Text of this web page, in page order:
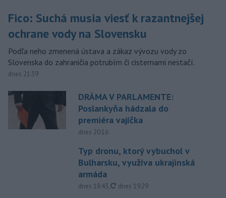
Fico: Suchá musia viesť k razantnejšej
ochrane vody na Slovensku
Podľa neho zmenená ústava a zákaz vývozu vody zo
Slovenska do zahraničia potrubím či cisternami nestačí.
dnes 21:39
DRÁMA V PARLAMENTE:
Poslankyňa hádzala do
premiéra vajíčka
dnes 20:16
Typ dronu, ktorý vybuchol v
Bulharsku, využíva ukrajinská
armáda
dnes 18:43, aktualizované
dnes 19:29